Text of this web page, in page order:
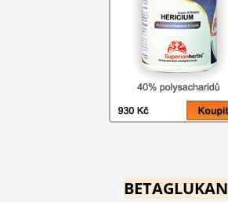
BETAGLUKAN